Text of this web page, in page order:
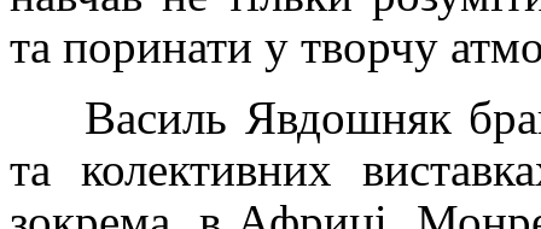
та поринати у творчу
Василь Явдошняк
та колективних